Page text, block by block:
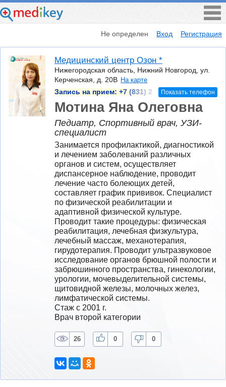
Не определен Вход Регистрация
Медицинский центр Озон *
Нижегородская область, Нижний Новгород, ул.
Керченская, д. 20В На карте
Запись на прием: +7 (831) 2 Показать телефон
Мотина Яна Олеговна
Педиатр, Спортивный врач, УЗИ-
специалист
Занимается профилактикой, диагностикой
и лечением заболеваний различных
органов и систем, осуществляет
диспансерное наблюдение, проводит
лечение часто болеющих детей,
составляет график прививок. Специалист
по физической реабилитации и
адаптивной физической культуре.
Проводит такие процедуры: физическая
реабилитация, лечебная физкультура,
лечебный массаж, механотерапия,
гирудотерапия. Проводит ультразвуковое
исследование органов брюшной полости и
забрюшинного пространства, гинекологии,
урологии, мочевыделительной системы,
щитовидной железы, молочных желез,
лимфатической системы.
Стаж с 2001 г.
Врач второй категории
26 0 0